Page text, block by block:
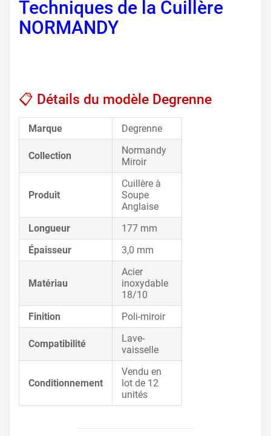
Techniques de la Cuillère
NORMANDY, ustensile inox
📋 Détails du modèle Degrenne
Marque Degrenne
Collection
Normandy
Miroir
Produit
Cuillère à
Soupe
Anglaise
Longueur
177 mm
Épaisseur
3,0 mm
Matériau
Acier
inoxydable
18/10
Finition
Poli-miroir
Compatibilité
Lave-
vaisselle
Conditionnement
Vendu en
lot de 12
unités